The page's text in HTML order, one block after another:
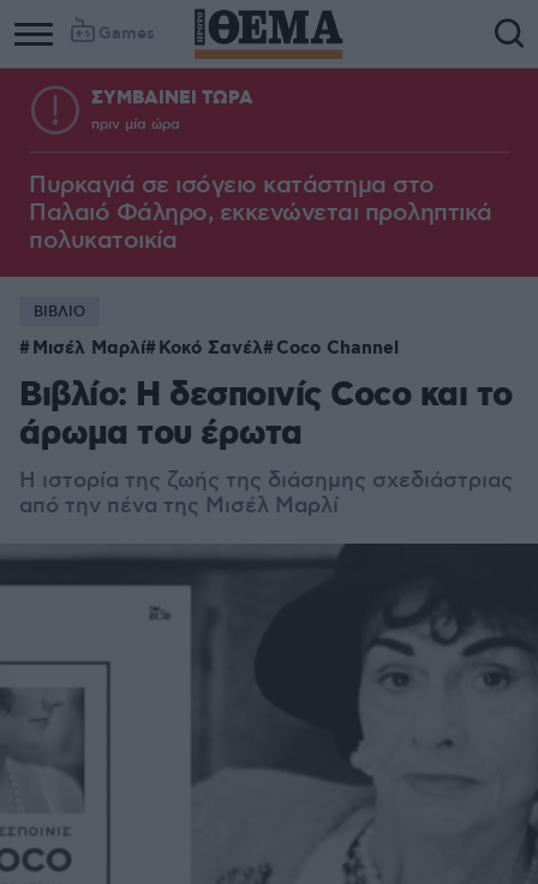
Games
ΣΥΜΒΑΙΝΕΙ ΤΩΡΑ
πριν μία ώρα
Πυρκαγιά σε ισόγειο κατάστημα στο
Παλαιό Φάληρο, εκκενώνεται προληπτικά
πολυκατοικία
ΒΙΒΛΙΟ
Μισέλ Μαρλί Κοκό Σανέλ Coco Channel
Βιβλίο: Η δεσποινίς Coco και το
άρωμα του έρωτα
H ιστορία της ζωής της διάσημης σχεδιάστριας
από την πένα της Μισέλ Μαρλί